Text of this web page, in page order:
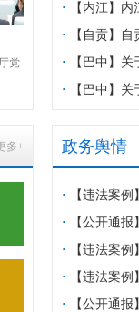
召开
面发力实
【四川】
部署会议召
12月9日，
排查整治动
见稿）》公
住宅小区公
·
【内江】
《内江市规
（征求意见
·
【自贡】
服务突出问
·
【巴中】
服务项目管
·
【巴中】
多+ 政务舆情
·
【违法案
专项整治典
·
【公开通
案例通报（
·
【违法案
业管理服务
·
【违法案
规典型案例
·
【公开通